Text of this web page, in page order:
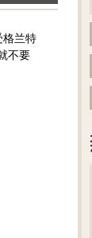
格兰特
不要